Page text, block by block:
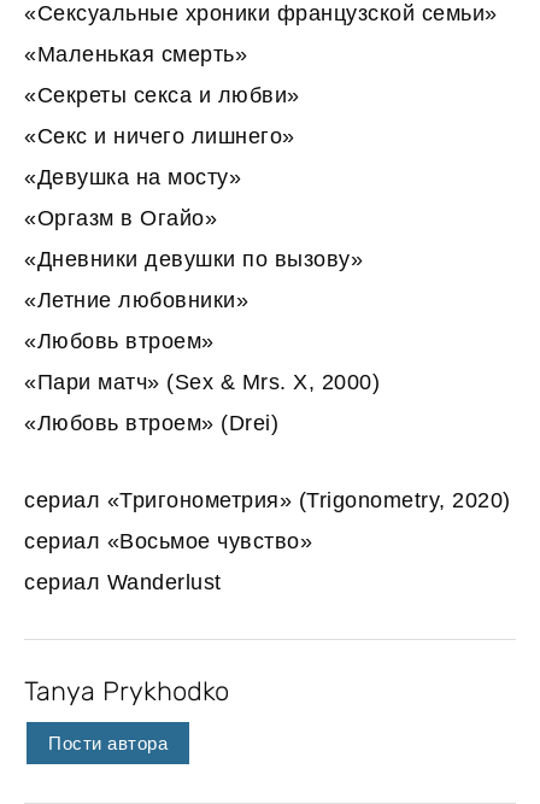
«Сексуальные хроники французской семьи»
«Маленькая смерть»
«Секреты секса и любви»
«Секс и ничего лишнего»
«Девушка на мосту»
«Оргазм в Огайо»
«Дневники девушки по вызову»
«Летние любовники»
«Любовь втроем»
«Пари матч» (Sex & Mrs. X, 2000)
«Любовь втроем» (Drei)
сериал «Тригонометрия» (Trigonometry, 2020)
сериал «Восьмое чувство»
сериал Wanderlust
Tanya Prykhodko
Пости автора